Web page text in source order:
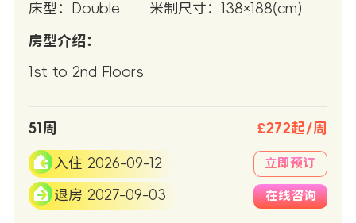
床型：Double 米制尺寸：138×188(cm)
房型介绍：
1st to 2nd Floors
51周 £272起/周
入住 2026-09-12
退房 2027-09-03
立即预订
在线咨询